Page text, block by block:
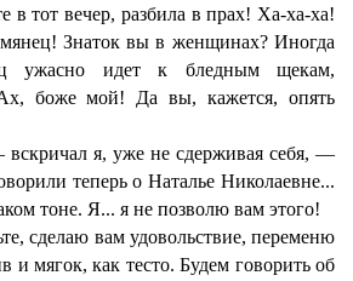
в тот вечер, разбила в прах! Ха-ха-ха!
Знаток вы в женщинах? Иногда
ужасно идет к бледным щекам,
боже мой! Да вы, кажется, опять
я, уже не сдерживая себя, —
теперь о Наталье Николаевне...
тоне. Я... я не позволю вам этого!
сделаю вам удовольствие, переменю
и мягок, как тесто. Будем говорить об